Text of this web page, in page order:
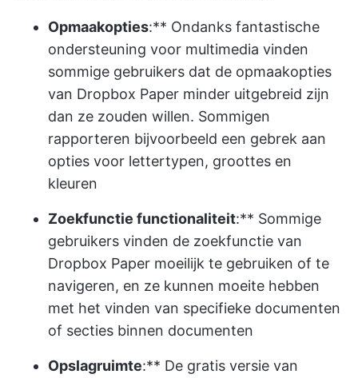
Opmaakopties:** Ondanks fantastische
ondersteuning voor multimedia vinden
sommige gebruikers dat de opmaakopties
van Dropbox Paper minder uitgebreid zijn
dan ze zouden willen. Sommigen
rapporteren bijvoorbeeld een gebrek aan
opties voor lettertypen, groottes en
kleuren
Zoekfunctie functionaliteit:** Sommige
gebruikers vinden de zoekfunctie van
Dropbox Paper moeilijk te gebruiken of te
navigeren, en ze kunnen moeite hebben
met het vinden van specifieke documenten
of secties binnen documenten
Opslagruimte:** De gratis versie van